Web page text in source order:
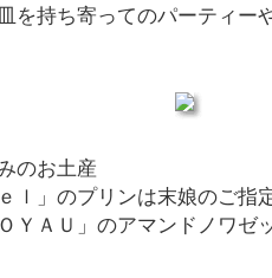
を持ち寄ってのパーティ
のお土産
ｌ」のプリンは末娘のご指
ＯＹＡＵ」のアマンドノワゼ